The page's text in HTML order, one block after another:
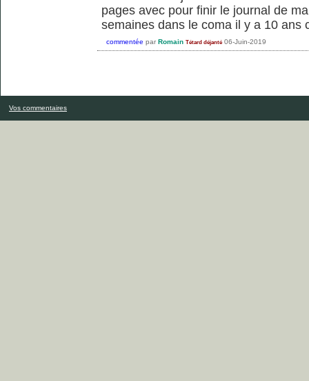
pages avec pour finir le journal de
semaines dans le coma il y a 10 ans
commentée par Romain Tétard déjanté 06-Juin-2019
Vos commentaires